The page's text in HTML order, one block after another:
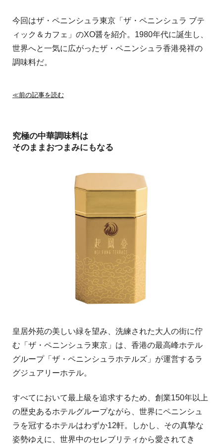
今回はザ・ペニンシュラ東京「ザ・ペニンシュラ ブテ
ィック＆カフェ」のXO醤を紹介。1980年代に誕生し、
世界へと一気に広がったザ・ペニンシュラ香港発祥の
調味料だ。
≪前の記事を読む
究極の中華調味料は
そのままおつまみにもなる
皇居外苑の美しい緑を望み、洗練された大人の街に佇
む「ザ・ペニンシュラ東京」は、香港の最高峰ホテル
グループ「ザ・ペニンシュラホテルズ」が運営するラ
グジュアリーホテル。
すべてにおいて最上級を追求するため、創業150年以上
の歴史あるホテルグループながら、世界にペニンシュ
ラを冠するホテルはわずか12軒。しかし、その真摯な
姿勢ゆえに、世界中のセレブリティから愛されてき